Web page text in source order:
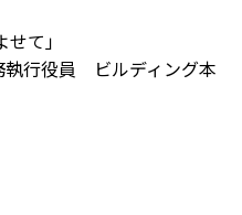
て」
行役員 ビルディング本